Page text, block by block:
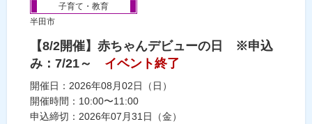
子育て・教育
半田市
【8/2開催】赤ちゃんデビューの日 ※申込
み：7/21～
イベント終了
開催日：2026年08月02日（日）
開催時間：10:00〜11:00
申込締切：2026年07月31日（金）